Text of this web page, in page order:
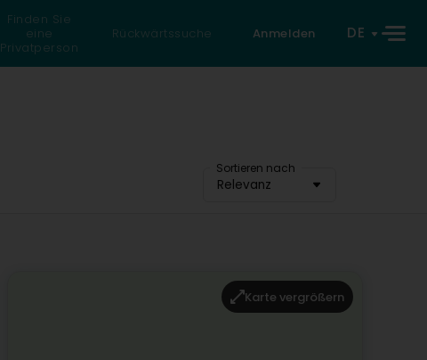
Finden Sie
eine
Privatperson
Rückwärtssuche Anmelden DE
Sortieren nach
Relevanz
Karte vergrößern